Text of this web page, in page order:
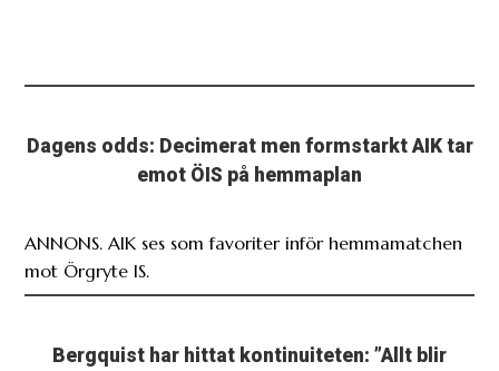
Dagens odds: Decimerat men formstarkt AIK tar
emot ÖIS på hemmaplan
ANNONS. AIK ses som favoriter inför hemmamatchen
mot Örgryte IS.
Bergquist har hittat kontinuiteten: ”Allt blir